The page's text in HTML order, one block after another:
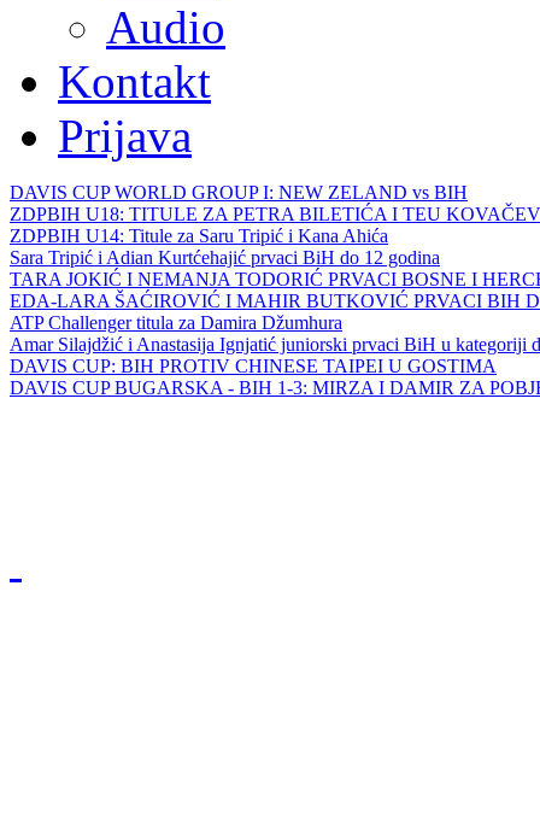
Audio
Kontakt
Prijava
DAVIS CUP WORLD GROUP I: NEW ZELAND vs BIH
ZDPBIH U18: TITULE ZA PETRA BILETIĆA I TEU
ZDPBIH U14: Titule za Saru Tripić i Kana Ahića
Sara Tripić i Adian Kurtćehajić prvaci BiH do 12 godina
TARA JOKIĆ I NEMANJA TODORIĆ PRVACI BOSNE I
EDA-LARA ŠAĆIROVIĆ I MAHIR BUTKOVIĆ PRVACI BIH
ATP Challenger titula za Damira Džumhura
Amar Silajdžić i Anastasija Ignjatić juniorski prvaci BiH u kategoriji
DAVIS CUP: BIH PROTIV CHINESE TAIPEI U GOSTIMA
DAVIS CUP BUGARSKA - BIH 1-3: MIRZA I DAMIR ZA